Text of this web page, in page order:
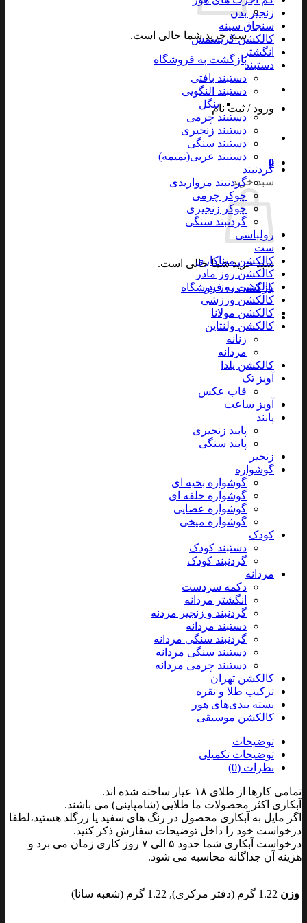
سبد خرید شما خالی است.
بازگشت به فروشگاه
ورود / ثبت نام
0
سبد خرید
سبد خرید شما خالی است.
بازگشت به فروشگاه
زنجیر بدن
سنجاق سینه
کالکشن کریسمس
انگشتر
دستبند
دستبند بافتی
دستبند النگویی
بنگل
دستبند چرمی
دستبند زنجیری
دستبند سنگی
دستبند عربی(تمیمه)
گردنبند
گردنبند مرواریدی
چوکر چرمی
چوکر زنجیری
گردنبند سنگی
رولباسی
ست
کالکشن میناکاری
کالکشن روز مادر
کالکشن روز پدر
کالکشن ورزشی
کالکشن مولانا
کالکشن ولنتاین
زنانه
مردانه
کالکشن یلدا
آویز تک
قاب عکس
آویز ساعت
پابند
پابند زنجیری
پابند سنگی
زنجیر
گوشواره
گوشواره بخیه ای
گوشواره حلقه ای
گوشواره عصایی
گوشواره میخی
کودک
دستبند کودک
گردنبند کودک
مردانه
دکمه سردست
انگشتر مردانه
گردنبند و زنجیر مردنه
دستبند مردانه
گردنبند سنگی مردانه
دستبند سنگی مردانه
دستبند چرمی مردانه
کالکشن تهران
ترکیب طلا و نقره
بسته بندی‌های هور
کالکشن موسیقی
توضیحات
توضیحات تکمیلی
نظرات (0)
تمامی کارها از طلای ۱۸ عیار ساخته شده اند.
آبکاری اکثر محصولات ما طلایی (شامپاینی) می باشند.
اگر مایل به آبکاری محصول در رنگ های سفید یا رزگلد هستید،لطفا
درخواست خود را داخل توضیحات سفارش ذکر کنید.
درخواست آبکاری شما حدود ۵ الی ۷ روز کاری زمان می برد و
هزینه آن جداگانه محاسبه می شود.
وزن 1.22 گرم (دفتر مرکزی), 1.22 گرم (شعبه سانا)